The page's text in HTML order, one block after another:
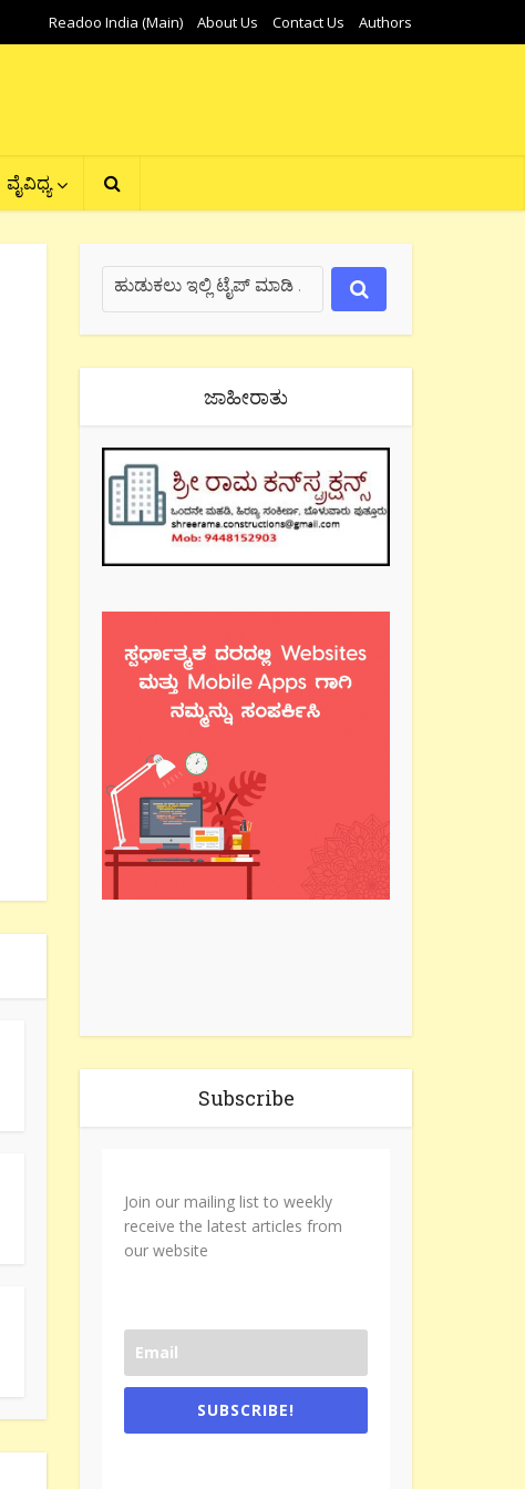
Readoo India (Main) About Us Contact Us Authors
ವೈವಿಧ್ಯ
ಜಾಹೀರಾತು
Subscribe
Join our mailing list to weekly
receive the latest articles from
our website
SUBSCRIBE!